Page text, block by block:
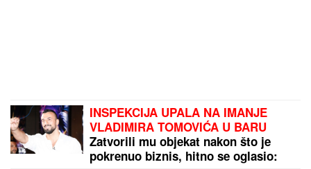
INSPEKCIJA UPALA NA IMANJE
VLADIMIRA TOMOVIĆA U BARU
Zatvorili mu objekat nakon što je
pokrenuo biznis, hitno se oglasio: